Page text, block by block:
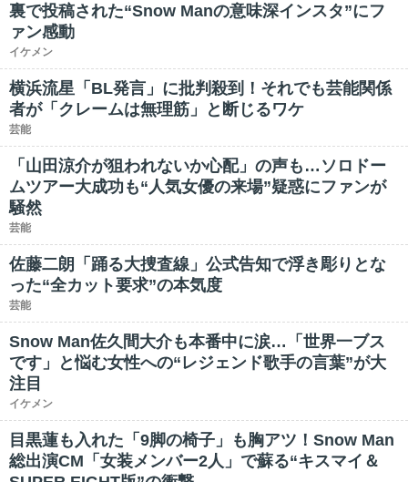
裏で投稿された“Snow Manの意味深インスタ”にフ
ァン感動
イケメン
横浜流星「BL発言」に批判殺到！それでも芸能関係
者が「クレームは無理筋」と断じるワケ
芸能
「山田涼介が狙われないか心配」の声も…ソロドー
ムツアー大成功も“人気女優の来場”疑惑にファンが
騒然
芸能
佐藤二朗「踊る大捜査線」公式告知で浮き彫りとな
った“全カット要求”の本気度
芸能
Snow Man佐久間大介も本番中に涙…「世界一ブス
です」と悩む女性への“レジェンド歌手の言葉”が大
注目
イケメン
目黒蓮も入れた「9脚の椅子」も胸アツ！Snow Man
総出演CM「女装メンバー2人」で蘇る“キスマイ＆